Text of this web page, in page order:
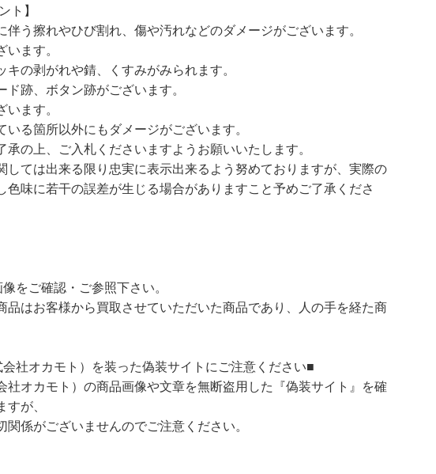
ト】
伴う擦れやひび割れ、傷や汚れなどのダメージがございます。
ます。
キの剥がれや錆、くすみがみられます。
ド跡、ボタン跡がございます。
ます。
いる箇所以外にもダメージがございます。
承の上、ご入札くださいますようお願いいたします。
しては出来る限り忠実に表示出来るよう努めておりますが、実際の
色味に若干の誤差が生じる場合がありますこと予めご了承くださ
をご確認・ご参照下さい。
品はお客様から買取させていただいた商品であり、人の手を経た商
社オカモト）を装った偽装サイトにご注意ください■
社オカモト）の商品画像や文章を無断盗用した『偽装サイト』を確
が、
関係がございませんのでご注意ください。